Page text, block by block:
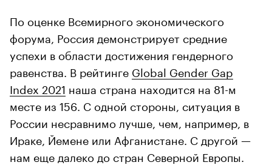
По оценке Всемирного экономического
форума, Россия демонстрирует средние
успехи в области достижения гендерного
равенства. В рейтинге Global Gender Gap
Index 2021 наша страна находится на 81-м
месте из 156. С одной стороны, ситуация в
России несравнимо лучше, чем, например, в
Ираке, Йемене или Афганистане. С другой —
нам еще далеко до стран Северной Европы.